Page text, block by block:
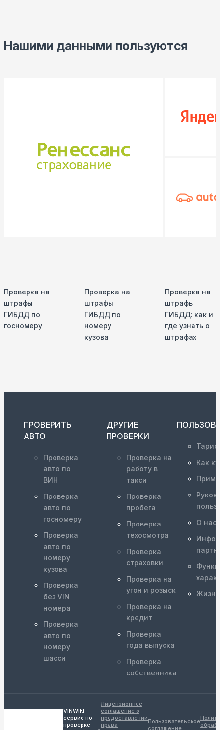
Нашими данными пользуются
Проверка на
штрафы
ГИБДД по
госномеру
Проверка на
штрафы
ГИБДД по
номеру
кузова
Проверка на
штрафы
ГИБДД: как и
где узнать о
штрафах
ПРОВЕРИТЬ
АВТО
Проверка
авто по
ВИН
Проверка
авто по
госномеру
Проверка
авто по
номеру
кузова
Проверка
без VIN
номера
Проверка
авто по
номеру
шасси
ДРУГИЕ
ПРОВЕРКИ
Проверка на
работу в
такси
Проверка
пробега
Проверка
техосмотра
Проверка
страховки
Проверка на
угон и розыск
Проверка на
кредит
Проверка
года выпуска
Проверка
собственника
Как
О нас
VINWIKI -
сервис по
проверке
Лицензионное
соглашение о
предоставлении
права
Пользовательское
соглашение